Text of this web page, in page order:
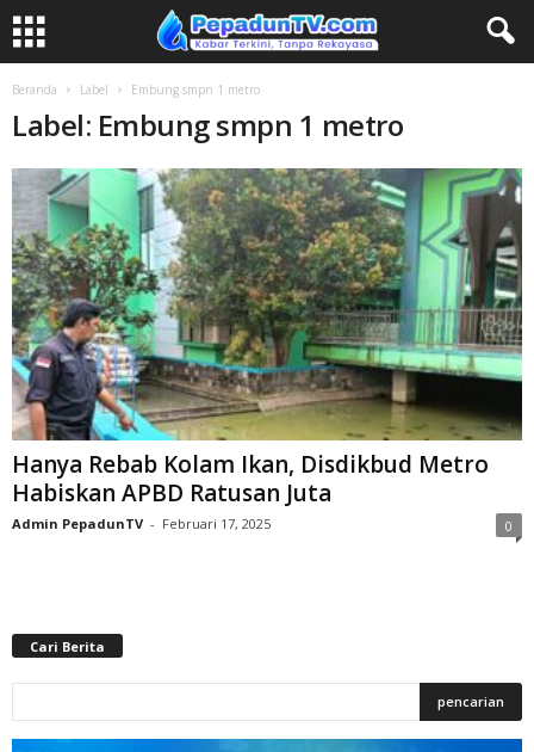
Beranda Label Embung smpn 1 metro
Label: Embung smpn 1 metro
Hanya Rebab Kolam Ikan, Disdikbud Metro
Habiskan APBD Ratusan Juta
Admin PepadunTV - Februari 17, 2025 0
Cari Berita